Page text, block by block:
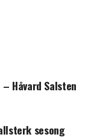
Håvard Salsten
sesong